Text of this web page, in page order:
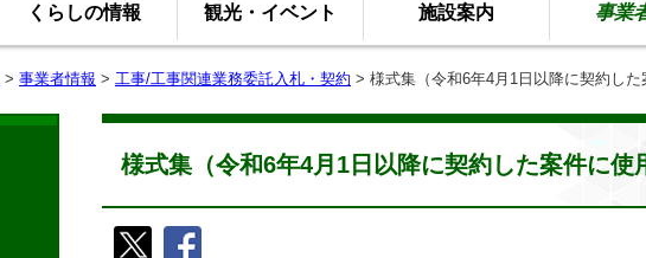
くらしの情報 観光・イベント 施設案内 事業
> 事業者情報 > 工事/工事関連業務委託入札・契約 > 様式集（令和6年4月1日以降に契約した
様式集（令和6年4月1日以降に契約した案件に使